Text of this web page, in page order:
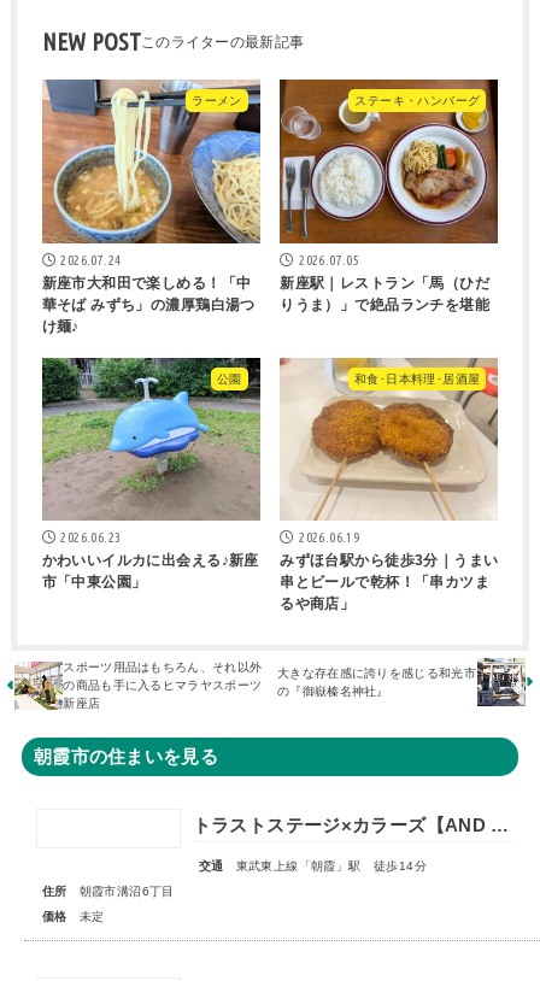
NEW POST
ラーメン
2026.07.24
新座市大和田で楽しめる！「中
華そば みずち」の濃厚鶏白湯つ
け麺♪
ステーキ・ハンバーグ
2026.07.05
新座駅｜レストラン「馬（ひだ
りうま）」で絶品ランチを堪能
公園
2026.06.23
かわいいイルカに出会える♪新座
市「中東公園」
和食･日本料理･居酒屋
2026.06.19
みずほ台駅から徒歩3分｜うまい
串とビールで乾杯！「串カツま
るや商店」
スポーツ用品はもちろん、それ以外
の商品も手に入るヒマラヤスポーツ
新座店
大きな存在感に誇りを感じる和光市
の『御嶽榛名神社』
朝霞市の住まいを見る
トラストステージ×カラーズ【AND PLUS】朝霞市溝沼6丁目22期 全2棟◇販売予告◇
交通
東武東上線「朝霞」駅 徒歩14分
住所
朝霞市溝沼6丁目
価格
未定